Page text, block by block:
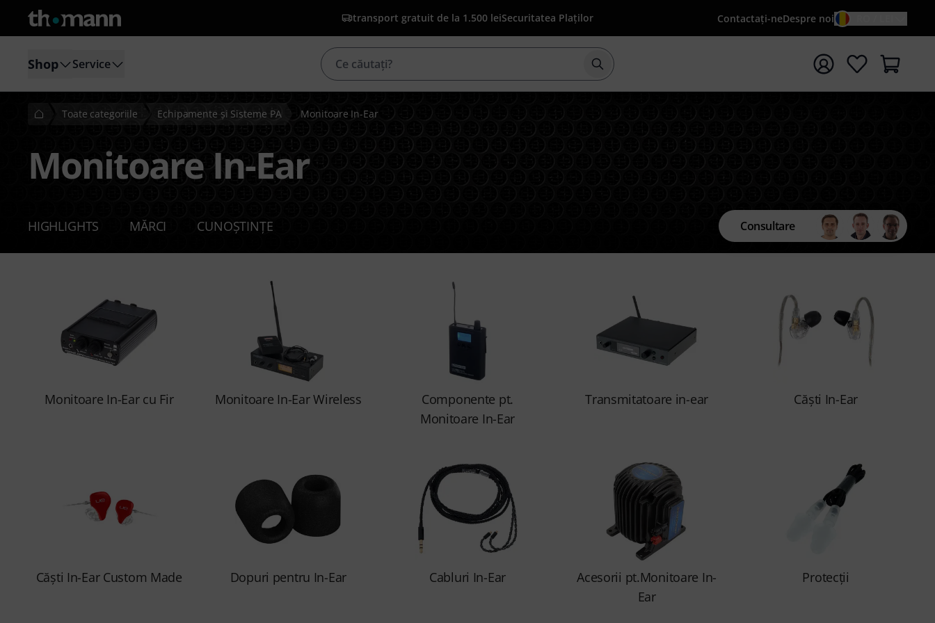
transport gratuit de la 1.500 leiSecuritatea Plaților Contactaţi-neDespre noi
Shop Service Începeți căutarea cu termenul de căutare {searchTerm}
Toate categoriile Echipamente şi Sisteme PA Monitoare In-Ear
Monitoare In-Ear
HIGHLIGHTS MĂRCI CUNOȘTINȚE Consultare
Monitoare In-Ear cu Fir Monitoare In-Ear Wireless
Componente pt.
Monitoare In-Ear
Transmitatoare in-ear Căşti In-Ear
Căști In-Ear Custom Made Dopuri pentru In-Ear Cabluri In-Ear
Acesorii pt.Monitoare In-
Ear
Protecţii